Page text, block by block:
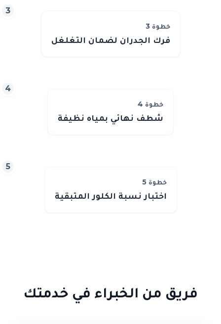
خطوة 3
فرك الجدران لضمان التغلغل
3
خطوة 4
شطف نهائي بمياه نظيفة
4
خطوة 5
اختبار نسبة الكلور المتبقية
5
فريق من الخبراء في خدمتك